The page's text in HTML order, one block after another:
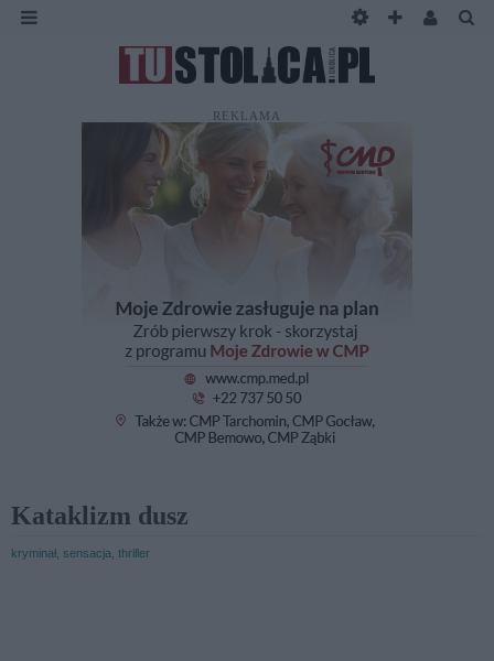
REKLAMA
Kataklizm dusz
kryminał, sensacja, thriller